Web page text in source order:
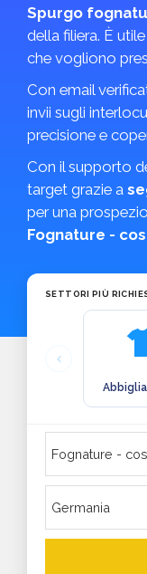
Spurgo
della filiera. È
che vogliono
Con email
invii sugli
precisione e
Con il supporto
target grazie a
per una
Fognature -
SETTORI PIÙ